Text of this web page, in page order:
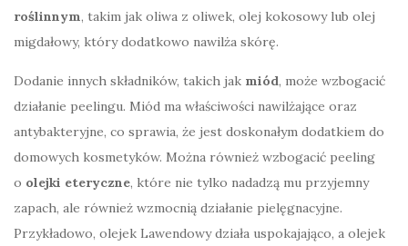
roślinnym, takim jak oliwa z oliwek, olej kokosowy lub olej
migdałowy, który dodatkowo nawilża skórę.
Dodanie innych składników, takich jak miód, może wzbogacić
działanie peelingu. Miód ma właściwości nawilżające oraz
antybakteryjne, co sprawia, że jest doskonałym dodatkiem do
domowych kosmetyków. Można również wzbogacić peeling
o olejki eteryczne, które nie tylko nadadzą mu przyjemny
zapach, ale również wzmocnią działanie pielęgnacyjne.
Przykładowo, olejek Lawendowy działa uspokajająco, a olejek